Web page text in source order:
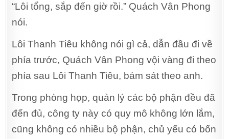
“Lôi tổng, sắp đến giờ rồi.” Quách Vân Phong
nói.
Lôi Thanh Tiêu không nói gì cả, dẫn đầu đi về
phía trước, Quách Vân Phong vội vàng đi theo
phía sau Lôi Thanh Tiêu, bám sát theo anh.
Trong phòng họp, quản lý các bộ phận đều đã
đến đủ, công ty này có quy mô không lớn lắm,
cũng không có nhiều bộ phận, chủ yếu có bốn